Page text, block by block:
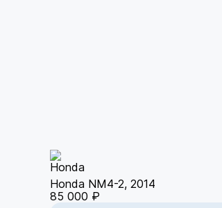
Honda NM4-2, 2014
85 000 ₽